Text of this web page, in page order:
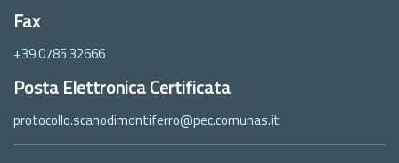
Fax
+39 0785 32666
Posta Elettronica Certificata
protocollo.scanodimontiferro@pec.comunas.it